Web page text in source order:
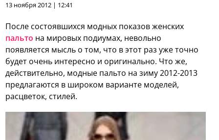
13 ноября 2012 | 12:41
После состоявшихся модных показов женских
пальто на мировых подиумах, невольно
появляется мысль о том, что в этот раз уже точно
будет очень интересно и оригинально. Что же,
действительно, модные пальто на зиму 2012-2013
предлагаются в широком варианте моделей,
расцветок, стилей.